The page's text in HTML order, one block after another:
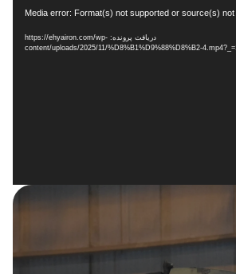
Media error: Format(s) not supported or source(s) not
دریافت پرونده: https://ehyairon.com/wp-
content/uploads/2025/11/%D8%B1%D9%88%D8%B2-